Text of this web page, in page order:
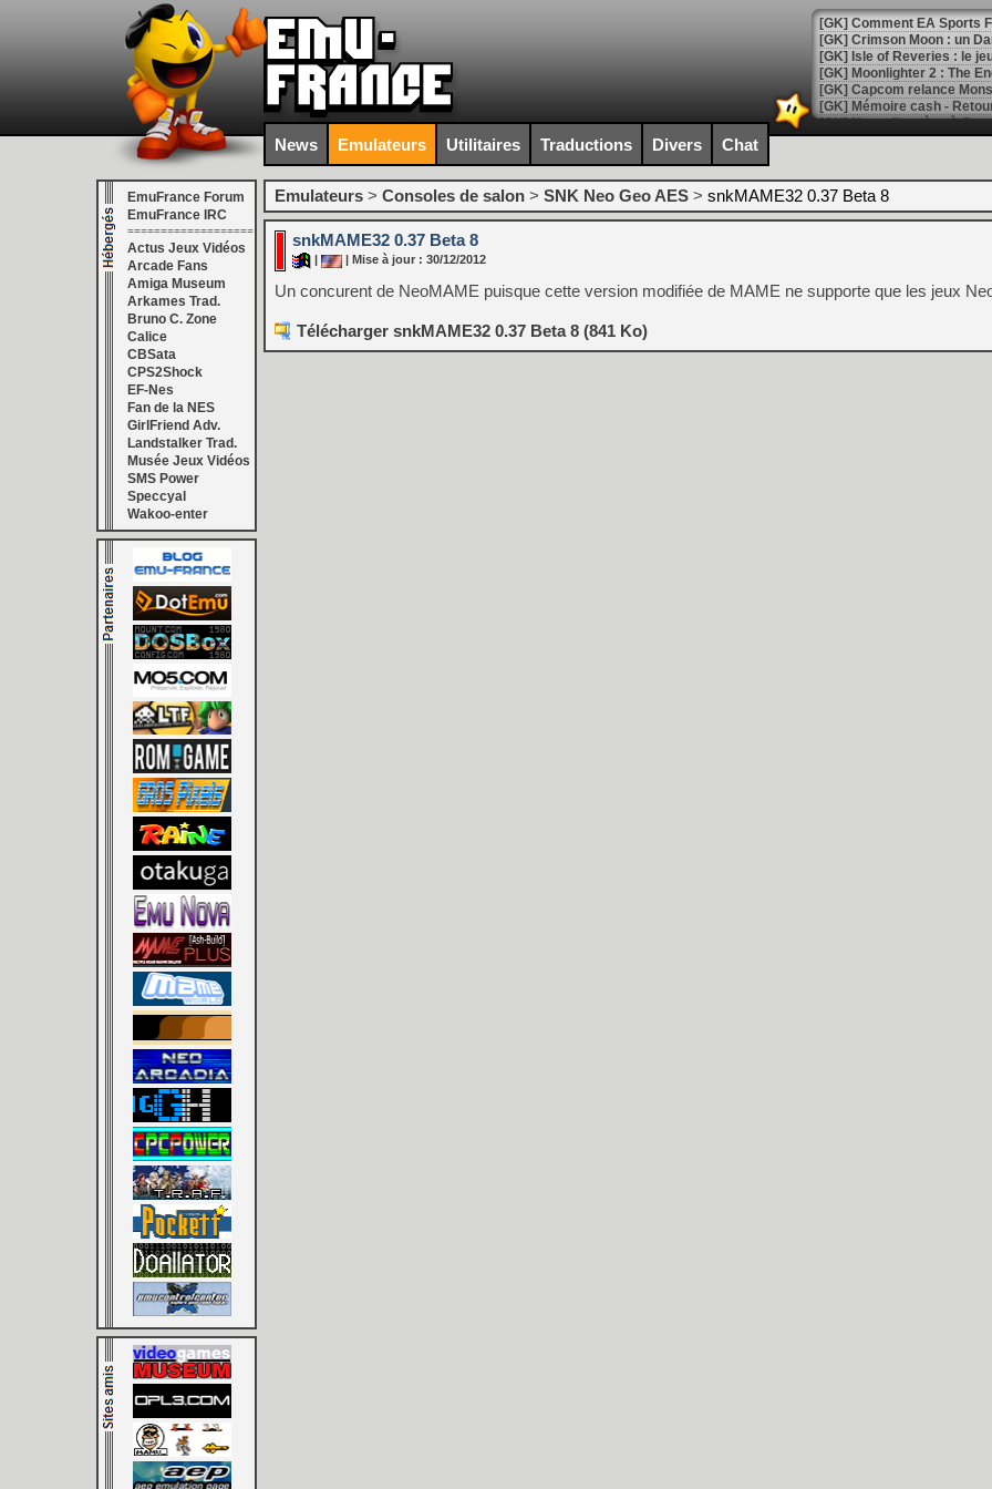
[GK] Comment EA Sports
[GK] Crimson Moon : un
[GK] Isle of Reveries : le
[GK] Moonlighter 2 : The
[GK] Capcom relance
[Mo5] Deux inédits du
[GK] Le beat'em up The
[GK] Endless Legend 2 :
[LS] [PS5] Le WebKit
[GK] Oubliez Crazy Taxi,
[LS] [Switch] NSZ 5.0.0
[GK] No More Room in
[GK] Un chatbot Atelier
[GK] Mémoire cash -
[GK] Nvidia : le prix des
[GK] Suikoden Star Leap
[Mo5] La mini borne
[GK] Le studio de FIFA
[GK] La PlayStation 1 en
[GK] Dawn of War 4 : les
[GK] CloverPit : l'héritier
[GK] Stellar Blade : Blood
[GK] Palworld Online est
[GK] Wuchang 2 : le
[GK] Test : Big Walk est
[GK] Starsand Island : la
[GK] Dan Houser (GTA)
News Emulateurs Utilitaires Traductions Divers Chat
EmuFrance Forum
EmuFrance IRC
===================
Actus Jeux Vidéos
Arcade Fans
Amiga Museum
Arkames Trad.
Bruno C. Zone
Calice
CBSata
CPS2Shock
EF-Nes
Fan de la NES
GirlFriend Adv.
Landstalker Trad.
Musée Jeux Vidéos
SMS Power
Speccyal
Wakoo-enter
Emulateurs > Consoles de salon > SNK Neo Geo AES > snkMAME32 0.37 Beta 8
snkMAME32 0.37 Beta 8
| Mise à jour : 30/12/2012
Un concurent de NeoMAME puisque cette version modifiée de MAME ne supporte que les jeux
Télécharger snkMAME32 0.37 Beta 8 (841 Ko)